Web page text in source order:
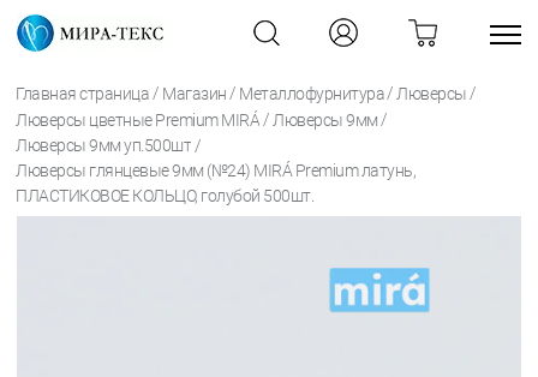
Главная страница / Магазин / Металлофурнитура / Люверсы /
Люверсы цветные Premium MIRÁ / Люверсы 9мм /
Люверсы 9мм уп.500шт /
Люверсы глянцевые 9мм (№24) MIRÁ Premium латунь,
ПЛАСТИКОВОЕ КОЛЬЦО, голубой 500шт.